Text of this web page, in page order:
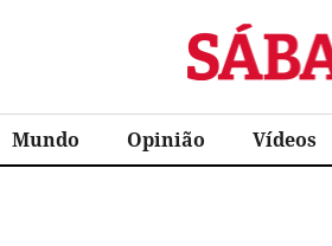
Sábado
Mundo Opinião Vídeos